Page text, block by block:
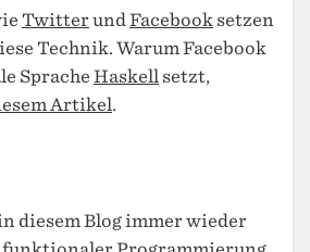
TwitterundFacebook setzen
Technik. Warum Facebook
Sprache Haskell setzt,
Artikel.
diesem Blog immer wieder